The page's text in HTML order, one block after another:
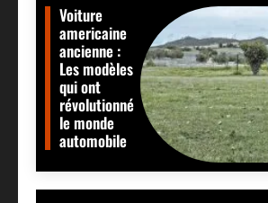
Voiture
americaine
ancienne :
Les modèles
qui ont
révolutionné
le monde
automobile